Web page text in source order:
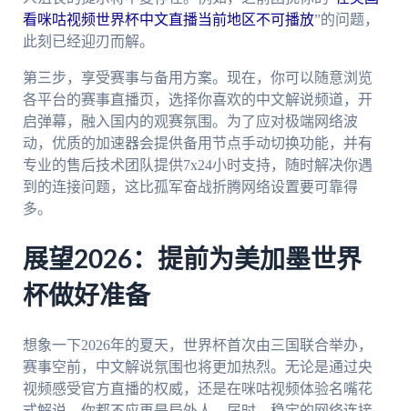
看咪咕视频世界杯中文直播当前地区不可播放”的问题，
此刻已经迎刃而解。
第三步，享受赛事与备用方案。现在，你可以随意浏览
各平台的赛事直播页，选择你喜欢的中文解说频道，开
启弹幕，融入国内的观赛氛围。为了应对极端网络波
动，优质的加速器会提供备用节点手动切换功能，并有
专业的售后技术团队提供7x24小时支持，随时解决你遇
到的连接问题，这比孤军奋战折腾网络设置要可靠得
多。
展望2026：提前为美加墨世界
杯做好准备
想象一下2026年的夏天，世界杯首次由三国联合举办，
赛事空前，中文解说氛围也将更加热烈。无论是通过央
视频感受官方直播的权威，还是在咪咕视频体验名嘴花